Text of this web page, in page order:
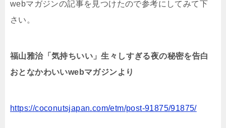
webマガジンの記事を見つけたので参考にしてみて下
さい。
福山雅治「気持ちいい」生々しすぎる夜の秘密を告白
おとなかわいいwebマガジンより
https://coconutsjapan.com/etm/post-91875/91875/